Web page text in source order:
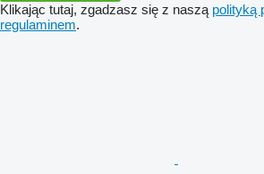
Klikając tutaj, zgadzasz się z naszą polityką
regulaminem.